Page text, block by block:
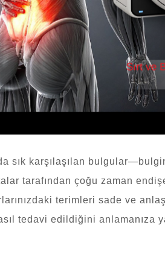
sık karşılaşılan
tarafından çoğu zaman
terimleri sade ve
tedavi edildiğini anlamanıza